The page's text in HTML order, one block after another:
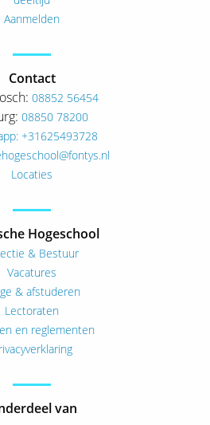
Aanmelden
Contact
08852 56454
08850 78200
+31625493728
Locaties
Hogeschool
& Bestuur
Vacatures
& afstuderen
Lectoraten
en reglementen
van